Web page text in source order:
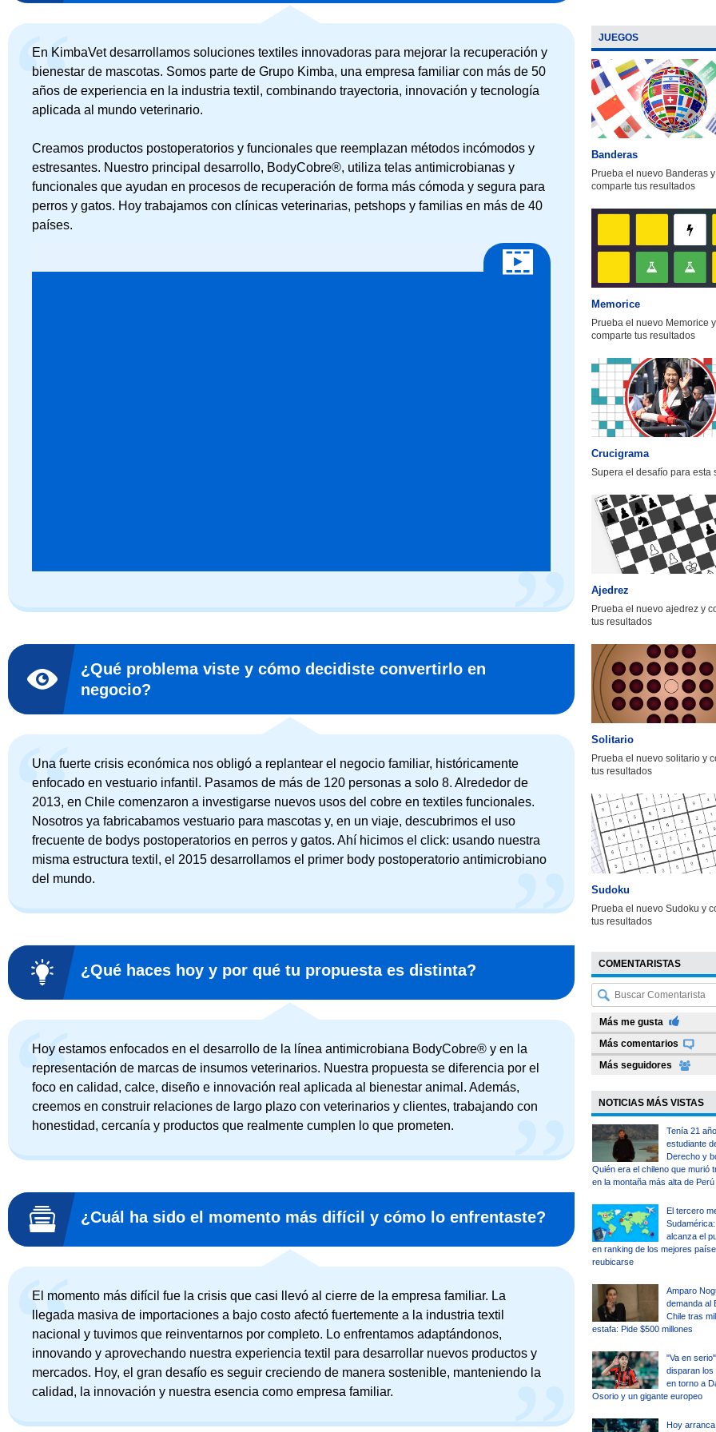
En KimbaVet desarrollamos soluciones textiles innovadoras para mejorar la recuperación y
bienestar de mascotas. Somos parte de Grupo Kimba, una empresa familiar con más de 50
años de experiencia en la industria textil, combinando trayectoria, innovación y tecnología
aplicada al mundo veterinario.
Creamos productos postoperatorios y funcionales que reemplazan métodos incómodos y
estresantes. Nuestro principal desarrollo, BodyCobre®, utiliza telas antimicrobianas y
funcionales que ayudan en procesos de recuperación de forma más cómoda y segura para
perros y gatos. Hoy trabajamos con clínicas veterinarias, petshops y familias en más de 40
países.
¿Qué problema viste y cómo decidiste convertirlo en
negocio?
Una fuerte crisis económica nos obligó a replantear el negocio familiar, históricamente
enfocado en vestuario infantil. Pasamos de más de 120 personas a solo 8. Alrededor de
2013, en Chile comenzaron a investigarse nuevos usos del cobre en textiles funcionales.
Nosotros ya fabricabamos vestuario para mascotas y, en un viaje, descubrimos el uso
frecuente de bodys postoperatorios en perros y gatos. Ahí hicimos el click: usando nuestra
misma estructura textil, el 2015 desarrollamos el primer body postoperatorio antimicrobiano
del mundo.
¿Qué haces hoy y por qué tu propuesta es distinta?
Hoy estamos enfocados en el desarrollo de la línea antimicrobiana BodyCobre® y en la
representación de marcas de insumos veterinarios. Nuestra propuesta se diferencia por el
foco en calidad, calce, diseño e innovación real aplicada al bienestar animal. Además,
creemos en construir relaciones de largo plazo con veterinarios y clientes, trabajando con
honestidad, cercanía y productos que realmente cumplen lo que prometen.
¿Cuál ha sido el momento más difícil y cómo lo enfrentaste?
El momento más difícil fue la crisis que casi llevó al cierre de la empresa familiar. La
llegada masiva de importaciones a bajo costo afectó fuertemente a la industria textil
nacional y tuvimos que reinventarnos por completo. Lo enfrentamos adaptándonos,
innovando y aprovechando nuestra experiencia textil para desarrollar nuevos productos y
mercados. Hoy, el gran desafío es seguir creciendo de manera sostenible, manteniendo la
calidad, la innovación y nuestra esencia como empresa familiar.
JUEGOS
Banderas
Prueba el nuevo Banderas y
comparte tus resultados
Memorice
Prueba el nuevo Memorice y
comparte tus resultados
Crucigrama
Supera el desafío para esta
Ajedrez
Prueba el nuevo ajedrez y
tus resultados
Solitario
Prueba el nuevo solitario y
tus resultados
Sudoku
Prueba el nuevo Sudoku y
tus resultados
COMENTARISTAS
Más me gusta
Más comentarios
Más seguidores
NOTICIAS MÁS VISTAS
Tenía 21
estudiante
Derecho y
Quién era el chileno que murió
en la montaña más alta de Perú
El tercero
alcanza el
en ranking de los mejores
reubicarse
Amparo
demanda al
Chile tras
estafa: Pide $500 millones
"Va en
disparan los
en torno a
Osorio y un gigante europeo
Hoy arranca